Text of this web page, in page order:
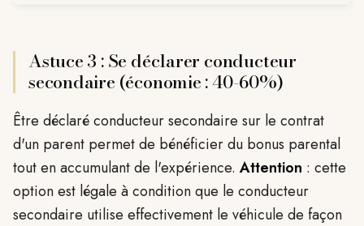
Astuce 3 : Se déclarer conducteur
secondaire (économie : 40-60%)
Être déclaré conducteur secondaire sur le contrat
d'un parent permet de bénéficier du bonus parental
tout en accumulant de l'expérience. Attention : cette
option est légale à condition que le conducteur
secondaire utilise effectivement le véhicule de façon